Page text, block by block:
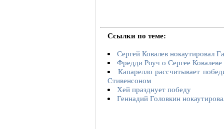
Ссылки по теме:
Сергей Ковалев нокаутировал
Фредди Роуч о Сергее Ковалеве
Капарелло рассчитывает
Стивенсоном
Хей празднует победу
Геннадий Головкин